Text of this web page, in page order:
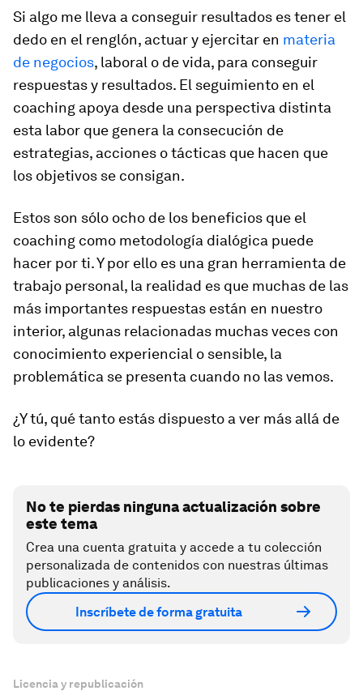
Si algo me lleva a conseguir resultados es tener el
dedo en el renglón, actuar y ejercitar en materia
de negocios, laboral o de vida, para conseguir
respuestas y resultados. El seguimiento en el
coaching apoya desde una perspectiva distinta
esta labor que genera la consecución de
estrategias, acciones o tácticas que hacen que
los objetivos se consigan.
Estos son sólo ocho de los beneficios que el
coaching como metodología dialógica puede
hacer por ti. Y por ello es una gran herramienta de
trabajo personal, la realidad es que muchas de las
más importantes respuestas están en nuestro
interior, algunas relacionadas muchas veces con
conocimiento experiencial o sensible, la
problemática se presenta cuando no las vemos.
¿Y tú, qué tanto estás dispuesto a ver más allá de
lo evidente?
No te pierdas ninguna actualización sobre
este tema
Crea una cuenta gratuita y accede a tu colección
personalizada de contenidos con nuestras últimas
publicaciones y análisis.
Inscríbete de forma gratuita
Licencia y republicación